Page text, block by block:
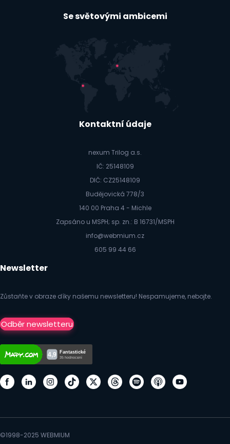
Se světovými ambicemi
Kontaktní údaje
nexum Trilog a.s.
IČ: 25148109
DIČ: CZ25148109
Budějovická 778/3
140 00 Praha 4 - Michle
Zapsáno u MSPH; sp. zn.: B 16731/MSPH
info@webmium.cz
605 99 44 66
Newsletter
Zůstaňte v obraze díky našemu newsletteru! Nespamujeme, nebojte.
Odběr newsletteru
©1998-2025 WEBMIUM